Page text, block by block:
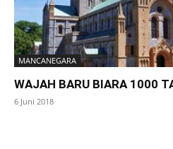
MANCANEGARA
WAJAH BARU BIARA 1000
6 Juni 2018